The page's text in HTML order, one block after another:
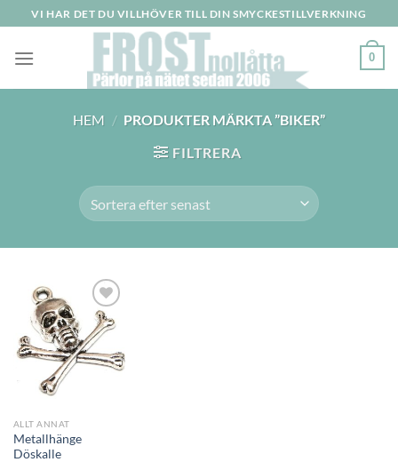
to
content
VI HAR DET DU VILLHÖVER TILL DIN SMYCKESTILLVERKNING
0
HEM / PRODUKTER MÄRKTA ”BIKER”
FILTRERA
Lägg
till i
önskelistan
ALLT ANNAT
Metallhänge
Döskalle